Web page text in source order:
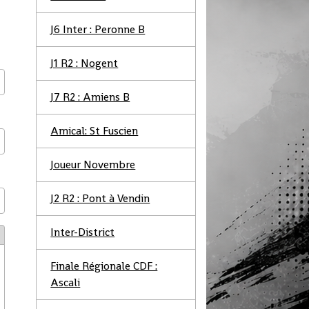
J6 Inter : Peronne B
J1 R2 : Nogent
J7 R2 : Amiens B
Amical: St Fuscien
Joueur Novembre
J2 R2 : Pont à Vendin
Inter-District
Finale Régionale CDF :
Ascali